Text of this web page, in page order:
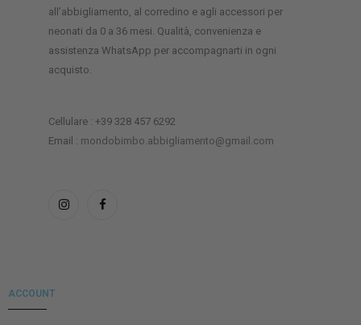
all’abbigliamento, al corredino e agli accessori per
neonati da 0 a 36 mesi. Qualità, convenienza e
assistenza WhatsApp per accompagnarti in ogni
acquisto.
Cellulare : +39 328 457 6292
Email : mondobimbo.abbigliamento@gmail.com
ACCOUNT